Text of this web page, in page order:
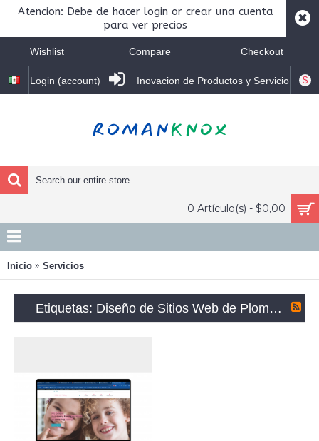
Atencion: Debe de hacer login or crear una cuenta
para ver precios
Wishlist Compare Checkout
$
Login (account) Inovacion de Productos y Servicio
0 Artículo(s) - $0,00
Inicio Servicios
Etiquetas: Diseño de Sitios Web de Plomería